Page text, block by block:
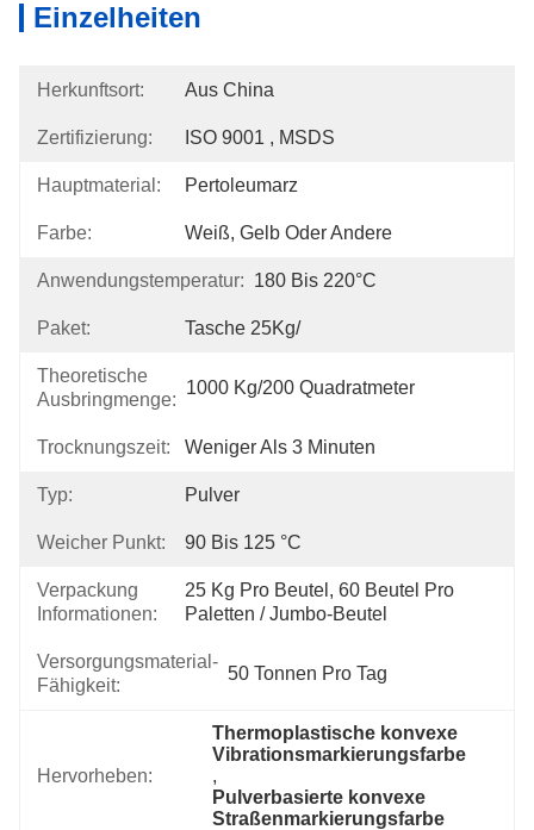
Einzelheiten
Herkunftsort: Aus China
Zertifizierung: ISO 9001 , MSDS
Hauptmaterial: Pertoleumarz
Farbe: Weiß, Gelb Oder Andere
Anwendungstemperatur: 180 Bis 220°C
Paket: Tasche 25Kg/
Theoretische
Ausbringmenge:
1000 Kg/200 Quadratmeter
Trocknungszeit: Weniger Als 3 Minuten
Typ: Pulver
Weicher Punkt: 90 Bis 125 °C
Verpackung
Informationen:
25 Kg Pro Beutel, 60 Beutel Pro
Paletten / Jumbo-Beutel
Versorgungsmaterial-
Fähigkeit:
50 Tonnen Pro Tag
Hervorheben:
Thermoplastische konvexe
Vibrationsmarkierungsfarbe
,
Pulverbasierte konvexe
Straßenmarkierungsfarbe